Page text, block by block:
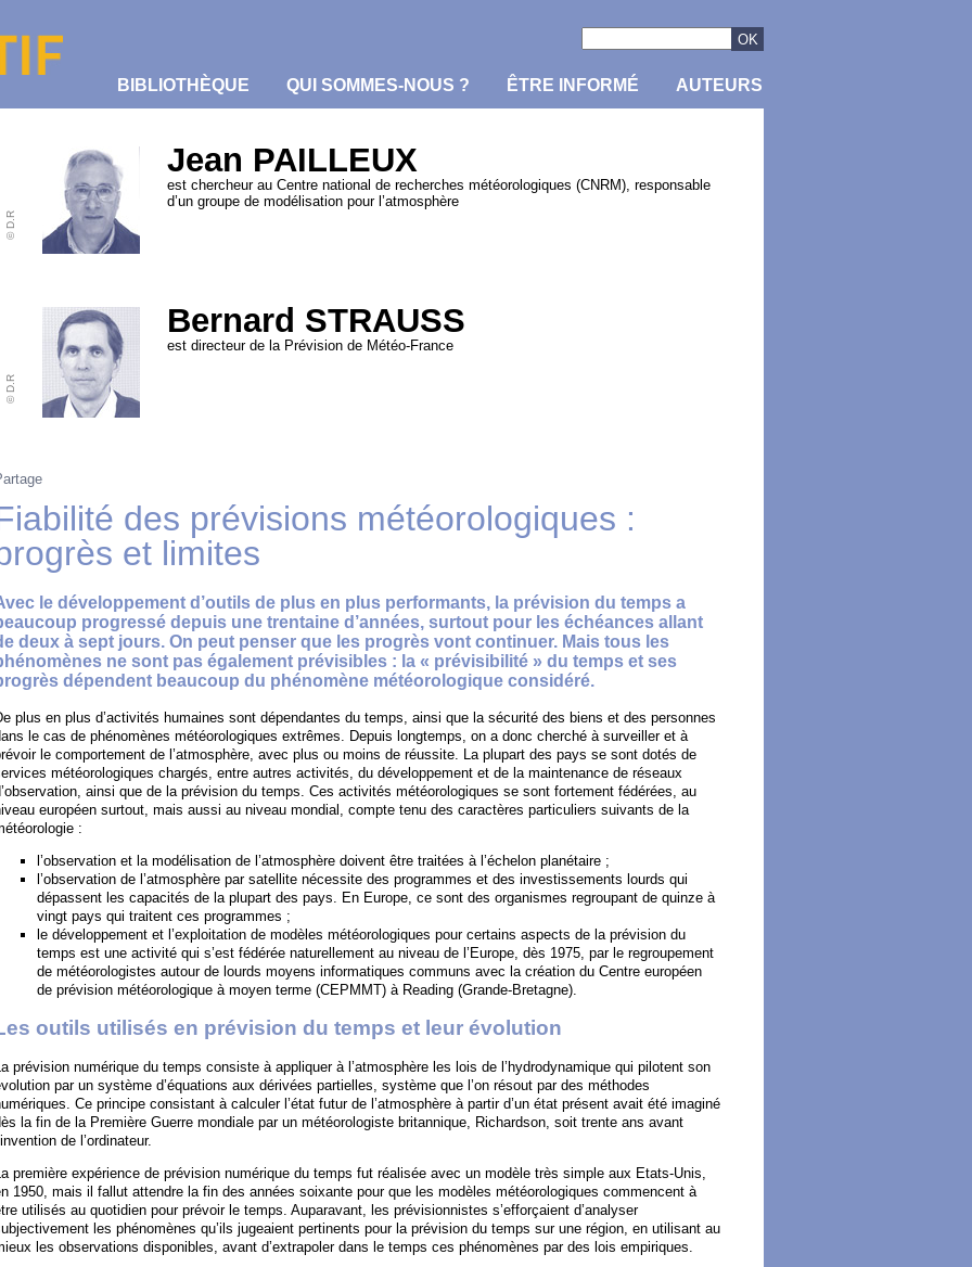
BIBLIOTHÈQUE QUI SOMMES-NOUS ? ÊTRE INFORMÉ AUTEURS
© D.R
Jean PAILLEUX
est chercheur au Centre national de recherches météorologiques (CNRM), responsable
d’un groupe de modélisation pour l’atmosphère
© D.R
Bernard STRAUSS
est directeur de la Prévision de Météo-France
des prévisions météorologiques :
et limites
le développement d’outils de plus en plus performants, la prévision du temps a
progressé depuis une trentaine d’années, surtout pour les échéances allant
deux à sept jours. On peut penser que les progrès vont continuer. Mais tous les
ne sont pas également prévisibles : la « prévisibilité » du temps et ses
dépendent beaucoup du phénomène météorologique considéré.
plus en plus d’activités humaines sont dépendantes du temps, ainsi que la sécurité des biens et des personnes
le cas de phénomènes météorologiques extrêmes. Depuis longtemps, on a donc cherché à surveiller et à
le comportement de l’atmosphère, avec plus ou moins de réussite. La plupart des pays se sont dotés de
météorologiques chargés, entre autres activités, du développement et de la maintenance de réseaux
ainsi que de la prévision du temps. Ces activités météorologiques se sont fortement fédérées, au
européen surtout, mais aussi au niveau mondial, compte tenu des caractères particuliers suivants de la
:
l’observation et la modélisation de l’atmosphère doivent être traitées à l’échelon planétaire ;
l’observation de l’atmosphère par satellite nécessite des programmes et des investissements lourds qui
dépassent les capacités de la plupart des pays. En Europe, ce sont des organismes regroupant de quinze à
vingt pays qui traitent ces programmes ;
le développement et l’exploitation de modèles météorologiques pour certains aspects de la prévision du
temps est une activité qui s’est fédérée naturellement au niveau de l’Europe, dès 1975, par le regroupement
de météorologistes autour de lourds moyens informatiques communs avec la création du Centre européen
de prévision météorologique à moyen terme (CEPMMT) à Reading (Grande-Bretagne).
outils utilisés en prévision du temps et leur évolution
prévision numérique du temps consiste à appliquer à l’atmosphère les lois de l’hydrodynamique qui pilotent son
par un système d’équations aux dérivées partielles, système que l’on résout par des méthodes
Ce principe consistant à calculer l’état futur de l’atmosphère à partir d’un état présent avait été imaginé
la fin de la Première Guerre mondiale par un météorologiste britannique, Richardson, soit trente ans avant
de l’ordinateur.
La première expérience de prévision numérique du temps fut réalisée avec un modèle très simple aux Etats-Unis,
1950, mais il fallut attendre la fin des années soixante pour que les modèles météorologiques commencent à
utilisés au quotidien pour prévoir le temps. Auparavant, les prévisionnistes s’efforçaient d’analyser
les phénomènes qu’ils jugeaient pertinents pour la prévision du temps sur une région, en utilisant au
les observations disponibles, avant d’extrapoler dans le temps ces phénomènes par des lois empiriques.